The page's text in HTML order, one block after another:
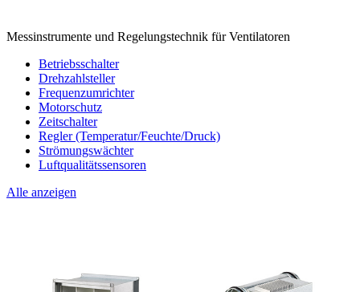
Messinstrumente und Regelungstechnik für Ventilatoren
Betriebsschalter
Drehzahlsteller
Frequenzumrichter
Motorschutz
Zeitschalter
Regler (Temperatur/Feuchte/Druck)
Strömungswächter
Luftqualitätssensoren
Alle anzeigen